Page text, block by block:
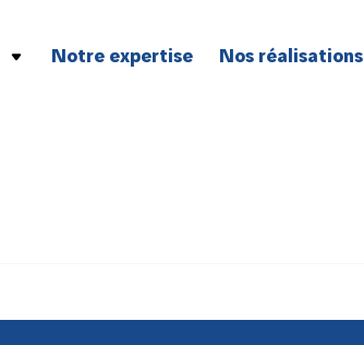
Notre expertise Nos réalisations